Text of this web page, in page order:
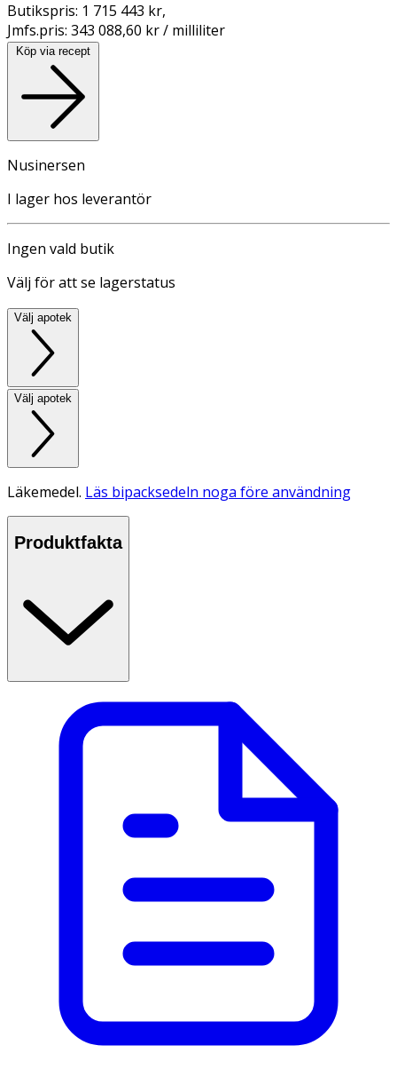
Butikspris: 1 715 443 kr,
Jmfs.pris: 343 088,60 kr / milliliter
Köp via recept
Nusinersen
I lager hos leverantör
Ingen vald butik
Välj för att se lagerstatus
Välj apotek
Välj apotek
Läkemedel. Läs bipacksedeln noga före användning
Produktfakta